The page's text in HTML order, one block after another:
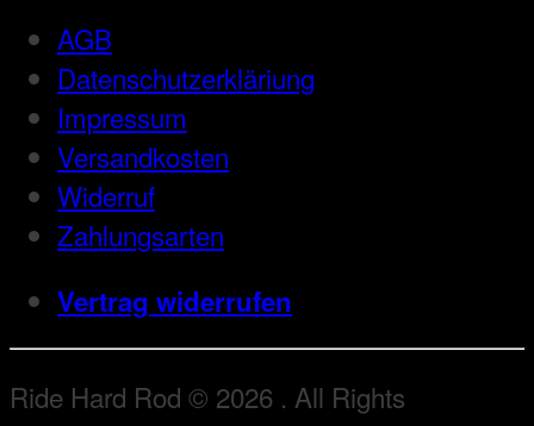
AGB
Datenschutzerkläriung
Impressum
Versandkosten
Widerruf
Zahlungsarten
Vertrag widerrufen
Ride Hard Rod © 2026 . All Rights